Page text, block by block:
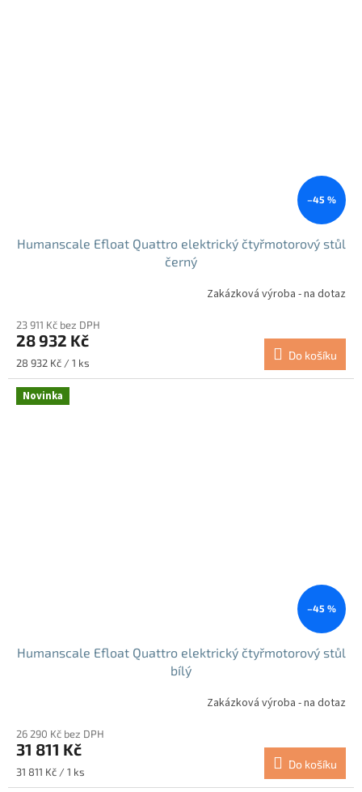
–45 %
Humanscale Efloat Quattro elektrický čtyřmotorový stůl
černý
Zakázková výroba - na dotaz
23 911 Kč bez DPH
28 932 Kč
Měrná
cena:
28 932 Kč / 1 ks
Do košíku
Novinka
–45 %
Humanscale Efloat Quattro elektrický čtyřmotorový stůl
bílý
Zakázková výroba - na dotaz
26 290 Kč bez DPH
31 811 Kč
Měrná
cena:
31 811 Kč / 1 ks
Do košíku